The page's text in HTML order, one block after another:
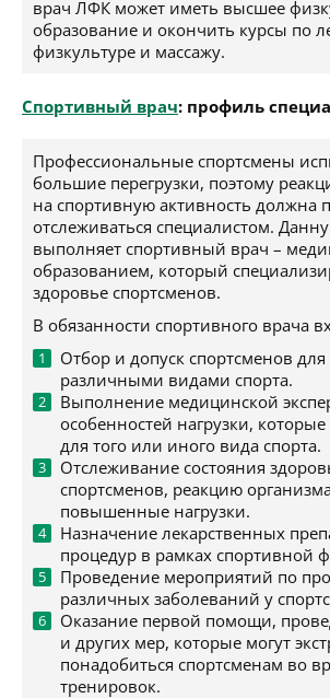
врач ЛФК может иметь высшее
образование и окончить курсы по
физкультуре и массажу.
Спортивный врач: профиль
Профессиональные спортсмены
большие перегрузки, поэтому
на спортивную активность должна
отслеживаться специалистом.
выполняет спортивный врач –
образованием, который
здоровье спортсменов.
В обязанности спортивного врача
Отбор и допуск спортсменов для
различными видами спорта.
Выполнение медицинской
особенностей нагрузки,
для того или иного вида спорта.
Отслеживание состояния
спортсменов, реакцию
повышенные нагрузки.
Назначение лекарственных
процедур в рамках спортивной
Проведение мероприятий по
различных заболеваний у
Оказание первой помощи,
и других мер, которые могут
понадобиться спортсменам во
тренировок.